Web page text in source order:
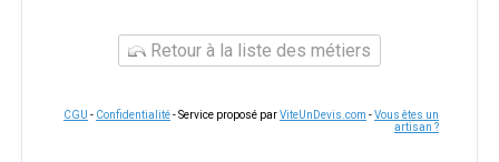
Retour à la liste des métiers
CGU - Confidentialité- Service proposé parViteUnDevis.com -Vous êtes un
artisan ?